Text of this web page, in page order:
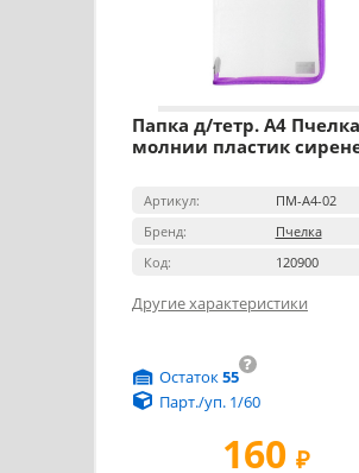
Папка д/тетр. А4
молнии пластик
Артикул:
ПМ-А4-02
Бренд:
Пчелка
Код:
120900
Другие характеристики
160 ₽
?
Остаток55
Парт./уп. 1/60